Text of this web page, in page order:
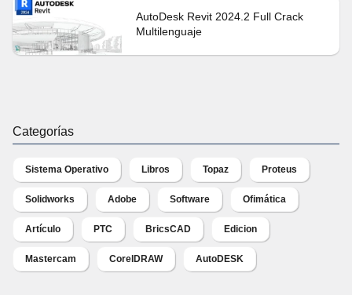
AutoDesk Revit 2024.2 Full Crack
Multilenguaje
Categorías
Sistema Operativo Libros Topaz Proteus
Solidworks Adobe Software Ofimática
Artículo PTC BricsCAD Edicion
Mastercam CorelDRAW AutoDESK